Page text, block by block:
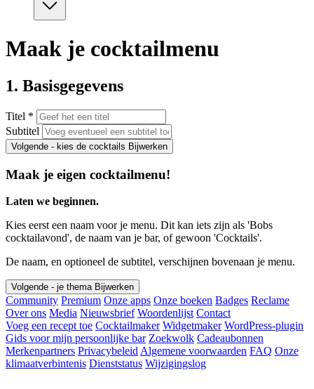
Maak je cocktailmenu
1. Basisgegevens
Titel *
Subtitel
Volgende - kies de cocktails Bijwerken
Maak je eigen cocktailmenu!
Laten we beginnen.
Kies eerst een naam voor je menu. Dit kan iets zijn als 'Bobs
cocktailavond', de naam van je bar, of gewoon 'Cocktails'.
De naam, en optioneel de subtitel, verschijnen bovenaan je menu.
Volgende - je thema Bijwerken
Community Premium Onze apps Onze boeken Badges Reclame
Over ons Media Nieuwsbrief Woordenlijst Contact
Voeg een recept toe Cocktailmaker Widgetmaker WordPress-plugin
Gids voor mijn persoonlijke bar Zoekwolk Cadeaubonnen
Merkenpartners Privacybeleid Algemene voorwaarden FAQ Onze
klimaatverbintenis Dienststatus Wijzigingslog